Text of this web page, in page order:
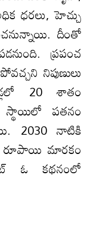
ధరలు, హెచ్చు
దీంతో
ప్రపంచ
నిపుణులు
20 శాతం
స్థాయిలో పతనం
2030 నాటికి
రూపాయి మారకం
ఓ కథనంలో